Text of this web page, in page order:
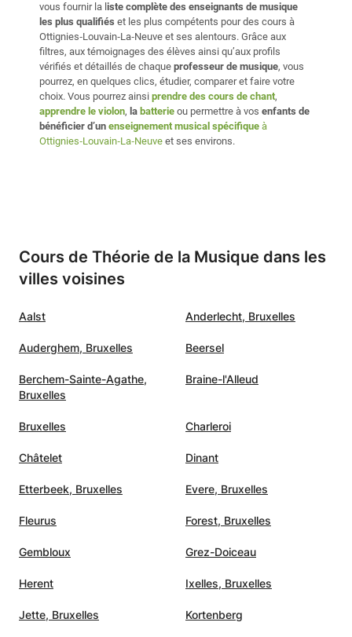
vous fournir la l iste complète des enseignants de musique
les plus qualifiés et les plus compétents pour des cours à
Ottignies‑Louvain‑La‑Neuve et ses alentours. Grâce aux
filtres, aux témoignages des élèves ainsi qu’aux profils
vérifiés et détaillés de chaque professeur de musique, vous
pourrez, en quelques clics, étudier, comparer et faire votre
choix. Vous pourrez ainsi prendre des cours de chant,
apprendre le violon, la batterie ou permettre à vos enfants de
bénéficier d’un enseignement musical spécifique à
Ottignies‑Louvain‑La‑Neuve et ses environs.
Cours de Théorie de la Musique dans les
villes voisines
Aalst Anderlecht, Bruxelles
Auderghem, Bruxelles Beersel
Berchem-Sainte-Agathe,
Bruxelles
Braine-l'Alleud
Bruxelles Charleroi
Châtelet Dinant
Etterbeek, Bruxelles Evere, Bruxelles
Fleurus Forest, Bruxelles
Gembloux Grez-Doiceau
Herent Ixelles, Bruxelles
Jette, Bruxelles Kortenberg